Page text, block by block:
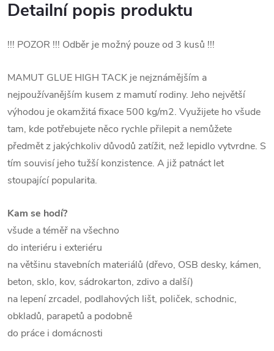
Detailní popis produktu
!!! POZOR !!! Odběr je možný pouze od 3 kusů !!!
MAMUT GLUE HIGH TACK je nejznámějším a
nejpoužívanějším kusem z mamutí rodiny. Jeho největší
výhodou je okamžitá fixace 500 kg/m2. Využijete ho všude
tam, kde potřebujete něco rychle přilepit a nemůžete
předmět z jakýchkoliv důvodů zatížit, než lepidlo vytvrdne. S
tím souvisí jeho tužší konzistence. A již patnáct let
stoupající popularita.
Kam se hodí?
všude a téměř na všechno
do interiéru i exteriéru
na většinu stavebních materiálů (dřevo, OSB desky, kámen,
beton, sklo, kov, sádrokarton, zdivo a další)
na lepení zrcadel, podlahových lišt, poliček, schodnic,
obkladů, parapetů a podobně
do práce i domácnosti